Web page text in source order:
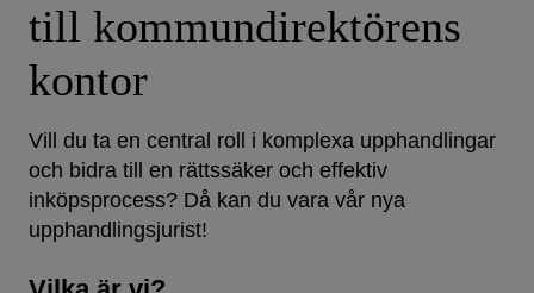
till kommundirektörens
kontor
Vill du ta en central roll i komplexa upphandlingar
och bidra till en rättssäker och effektiv
inköpsprocess? Då kan du vara vår nya
upphandlingsjurist!